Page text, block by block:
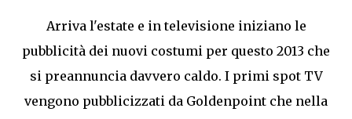
Arriva l'estate e in televisione iniziano le
pubblicità dei nuovi costumi per questo 2013 che
si preannuncia davvero caldo. I primi spot TV
vengono pubblicizzati da Goldenpoint che nella